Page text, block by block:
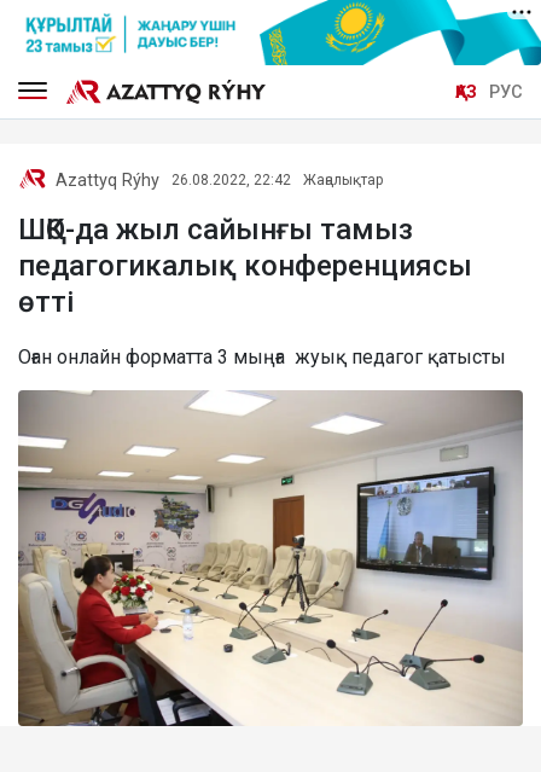
ҚАЗ РУС
Azattyq Rýhy 26.08.2022, 22:42 Жаңалықтар
ШҚО-да жыл сайынғы тамыз
педагогикалық конференциясы
өтті
Оған онлайн форматта 3 мыңға жуық педагог қатысты